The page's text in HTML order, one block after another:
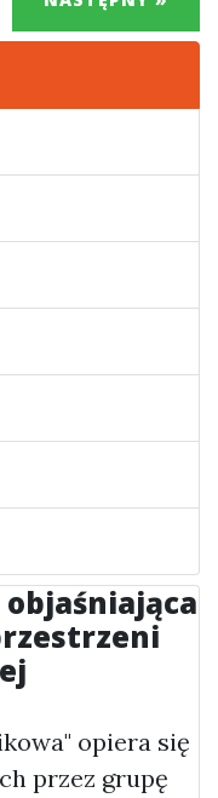
opiera się
przez grupę